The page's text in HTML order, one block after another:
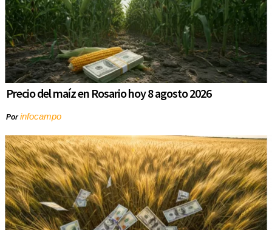
Precio del maíz en Rosario hoy 8 agosto 2026
Porinfocampo